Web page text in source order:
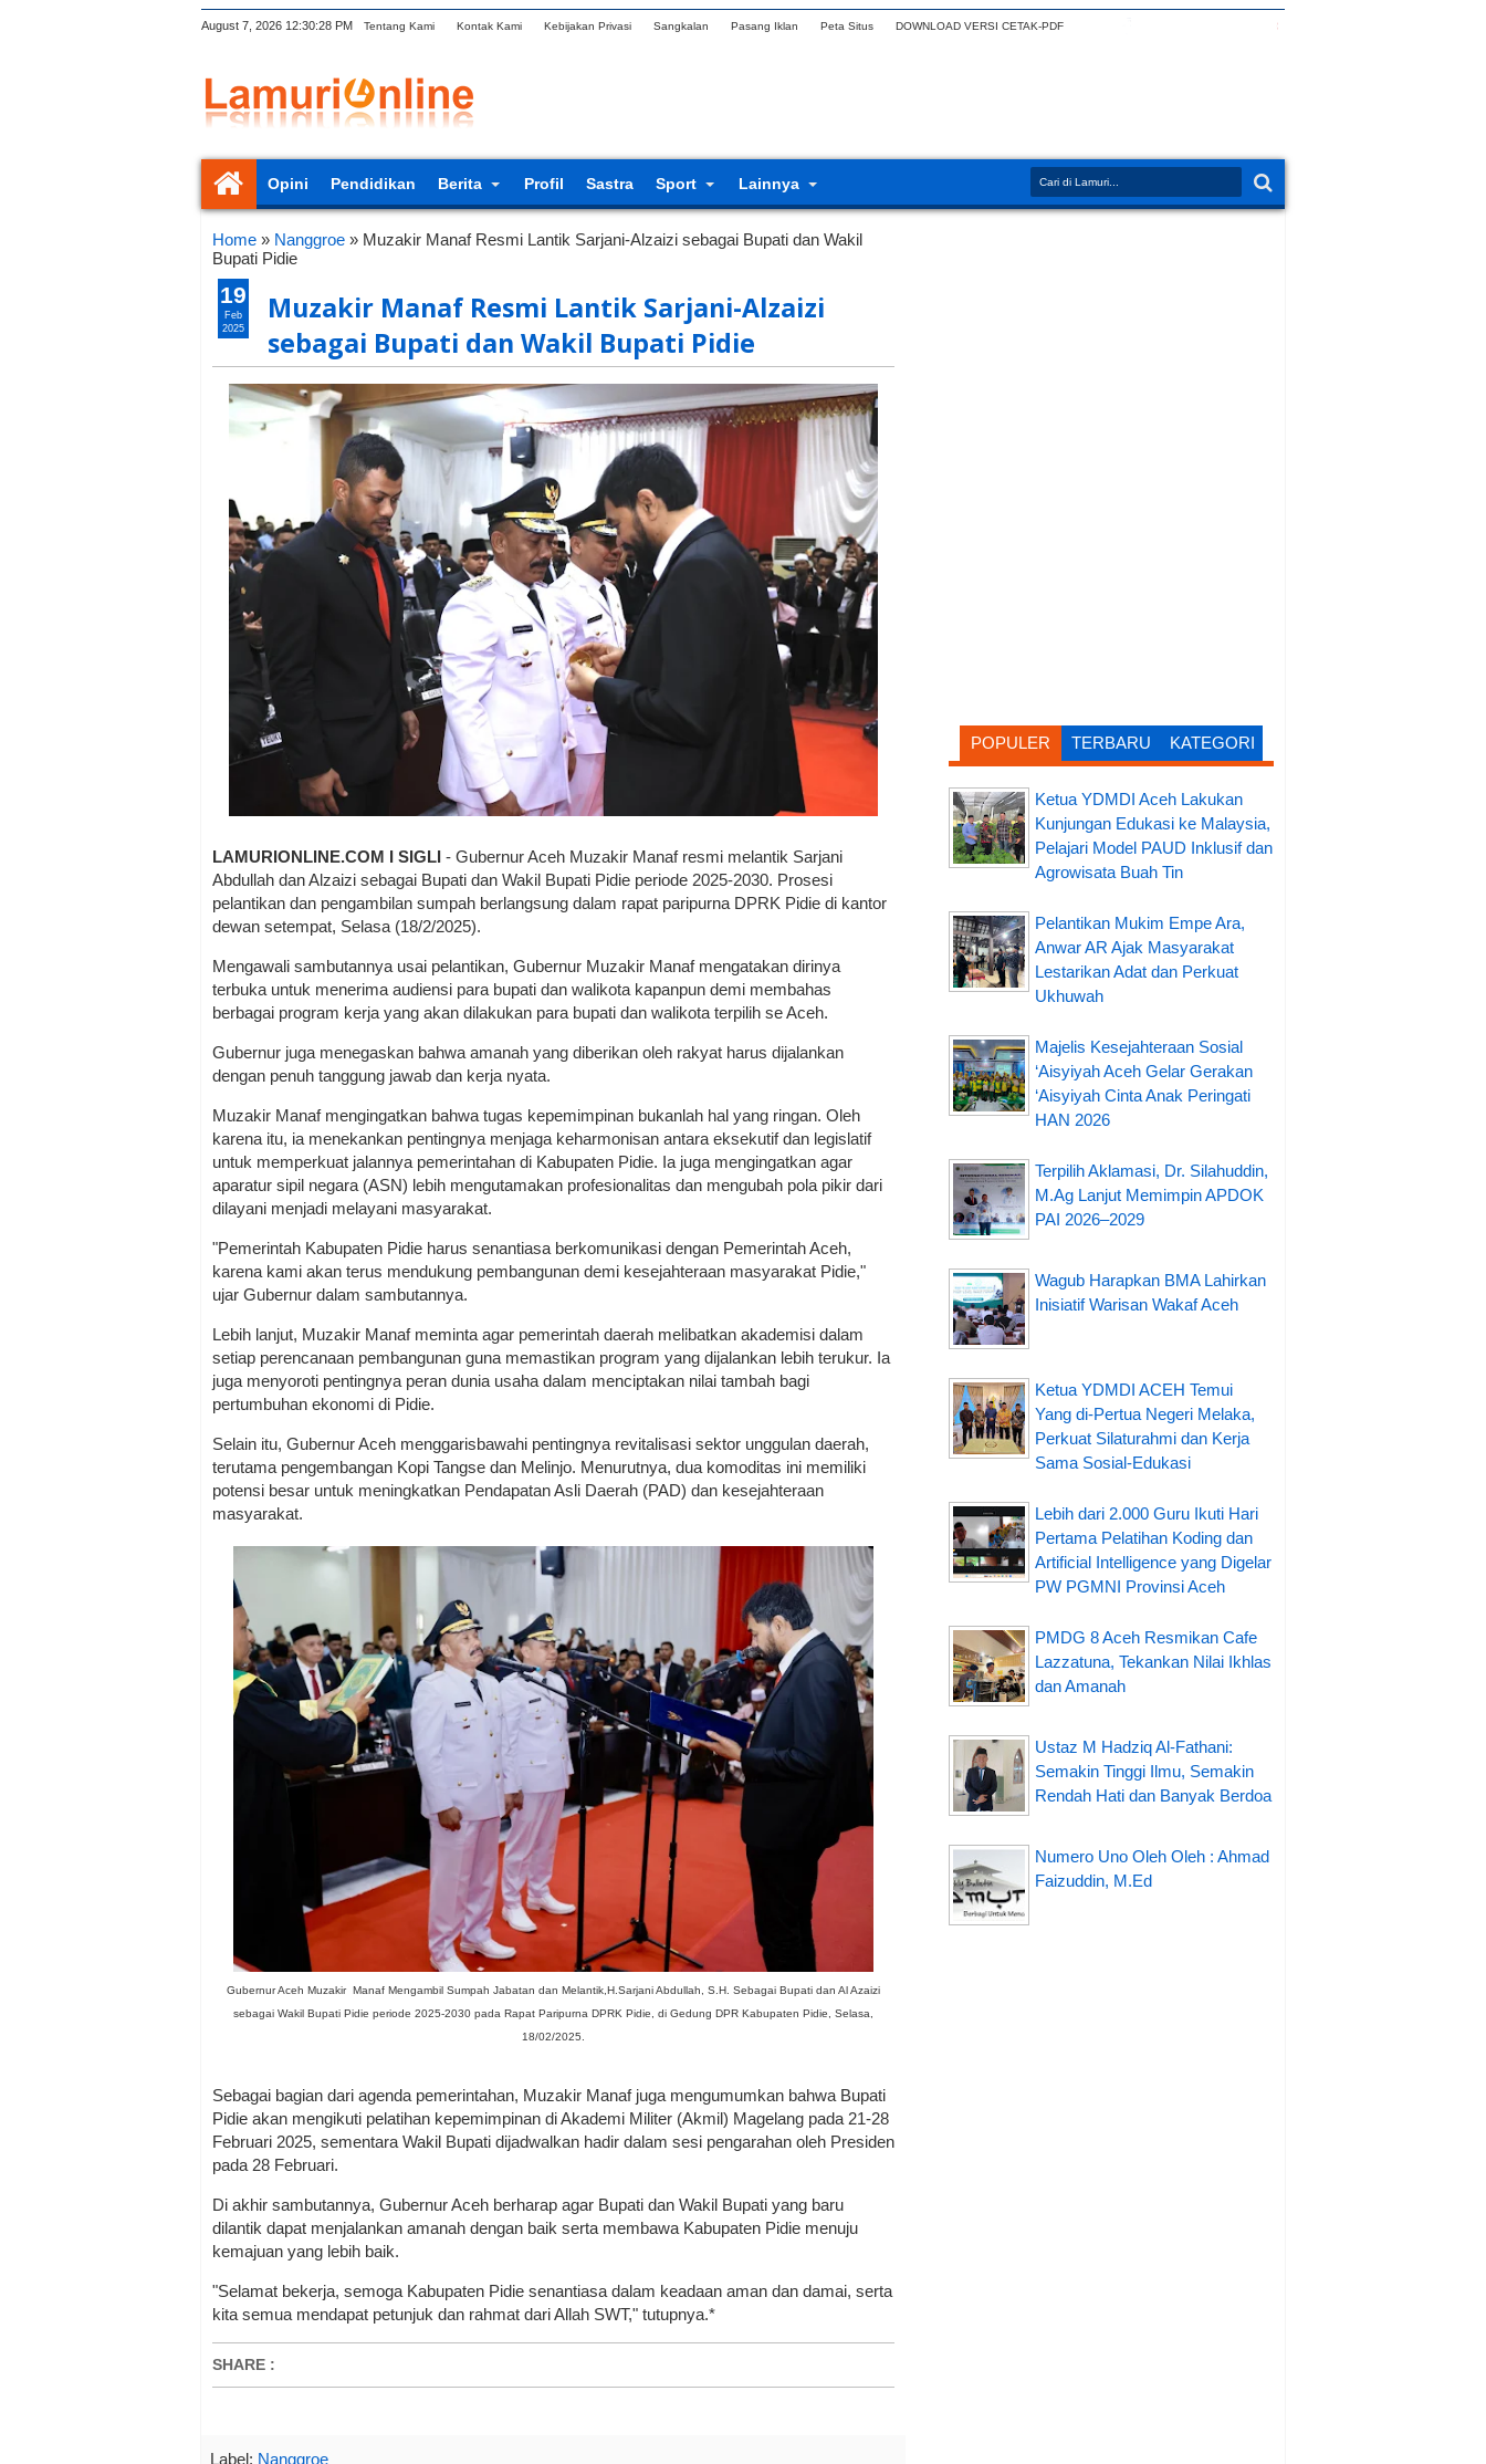
August 7, 2026 12:30:29 PM Tentang Kami Kontak Kami Kebijakan Privasi Sangkalan Pasang Iklan Peta Situs DOWNLOAD VERSI CETAK-PDF
Opini Pendidikan Berita Profil Sastra Sport Lainnya
Home » Nanggroe » Muzakir Manaf Resmi Lantik Sarjani-Alzaizi sebagai Bupati dan Wakil
Bupati Pidie
Muzakir Manaf Resmi Lantik Sarjani-Alzaizi
sebagai Bupati dan Wakil Bupati Pidie
LAMURIONLINE.COM I SIGLI - Gubernur Aceh Muzakir Manaf resmi melantik Sarjani
Abdullah dan Alzaizi sebagai Bupati dan Wakil Bupati Pidie periode 2025-2030. Prosesi
pelantikan dan pengambilan sumpah berlangsung dalam rapat paripurna DPRK Pidie di kantor
dewan setempat, Selasa (18/2/2025).
Mengawali sambutannya usai pelantikan, Gubernur Muzakir Manaf mengatakan dirinya
terbuka untuk menerima audiensi para bupati dan walikota kapanpun demi membahas
berbagai program kerja yang akan dilakukan para bupati dan walikota terpilih se Aceh.
Gubernur juga menegaskan bahwa amanah yang diberikan oleh rakyat harus dijalankan
dengan penuh tanggung jawab dan kerja nyata.
Muzakir Manaf mengingatkan bahwa tugas kepemimpinan bukanlah hal yang ringan. Oleh
karena itu, ia menekankan pentingnya menjaga keharmonisan antara eksekutif dan legislatif
untuk memperkuat jalannya pemerintahan di Kabupaten Pidie. Ia juga mengingatkan agar
aparatur sipil negara (ASN) lebih mengutamakan profesionalitas dan mengubah pola pikir dari
dilayani menjadi melayani masyarakat.
"Pemerintah Kabupaten Pidie harus senantiasa berkomunikasi dengan Pemerintah Aceh,
karena kami akan terus mendukung pembangunan demi kesejahteraan masyarakat Pidie,"
ujar Gubernur dalam sambutannya.
Lebih lanjut, Muzakir Manaf meminta agar pemerintah daerah melibatkan akademisi dalam
setiap perencanaan pembangunan guna memastikan program yang dijalankan lebih terukur. Ia
juga menyoroti pentingnya peran dunia usaha dalam menciptakan nilai tambah bagi
pertumbuhan ekonomi di Pidie.
Selain itu, Gubernur Aceh menggarisbawahi pentingnya revitalisasi sektor unggulan daerah,
terutama pengembangan Kopi Tangse dan Melinjo. Menurutnya, dua komoditas ini memiliki
potensi besar untuk meningkatkan Pendapatan Asli Daerah (PAD) dan kesejahteraan
masyarakat.
Gubernur Aceh Muzakir Manaf Mengambil Sumpah Jabatan dan Melantik,H.Sarjani Abdullah, S.H. Sebagai Bupati dan Al Azaizi
sebagai Wakil Bupati Pidie periode 2025-2030 pada Rapat Paripurna DPRK Pidie, di Gedung DPR Kabupaten Pidie, Selasa,
18/02/2025.
Sebagai bagian dari agenda pemerintahan, Muzakir Manaf juga mengumumkan bahwa Bupati
Pidie akan mengikuti pelatihan kepemimpinan di Akademi Militer (Akmil) Magelang pada 21-28
Februari 2025, sementara Wakil Bupati dijadwalkan hadir dalam sesi pengarahan oleh Presiden
pada 28 Februari.
Di akhir sambutannya, Gubernur Aceh berharap agar Bupati dan Wakil Bupati yang baru
dilantik dapat menjalankan amanah dengan baik serta membawa Kabupaten Pidie menuju
kemajuan yang lebih baik.
"Selamat bekerja, semoga Kabupaten Pidie senantiasa dalam keadaan aman dan damai, serta
kita semua mendapat petunjuk dan rahmat dari Allah SWT," tutupnya.*
SHARE :
19
Feb
2025
Label: Nanggroe
POPULER TERBARU KATEGORI
Ketua YDMDI Aceh Lakukan
Kunjungan Edukasi ke Malaysia,
Pelajari Model PAUD Inklusif dan
Agrowisata Buah Tin
Pelantikan Mukim Empe Ara,
Anwar AR Ajak Masyarakat
Lestarikan Adat dan Perkuat
Ukhuwah
Majelis Kesejahteraan Sosial
‘Aisyiyah Aceh Gelar Gerakan
‘Aisyiyah Cinta Anak Peringati
HAN 2026
Terpilih Aklamasi, Dr. Silahuddin,
M.Ag Lanjut Memimpin APDOK
PAI 2026–2029
Wagub Harapkan BMA Lahirkan
Inisiatif Warisan Wakaf Aceh
Ketua YDMDI ACEH Temui
Yang di-Pertua Negeri Melaka,
Perkuat Silaturahmi dan Kerja
Sama Sosial-Edukasi
Lebih dari 2.000 Guru Ikuti Hari
Pertama Pelatihan Koding dan
Artificial Intelligence yang Digelar
PW PGMNI Provinsi Aceh
PMDG 8 Aceh Resmikan Cafe
Lazzatuna, Tekankan Nilai Ikhlas
dan Amanah
Ustaz M Hadziq Al-Fathani:
Semakin Tinggi Ilmu, Semakin
Rendah Hati dan Banyak Berdoa
Numero Uno Oleh Oleh : Ahmad
Faizuddin, M.Ed